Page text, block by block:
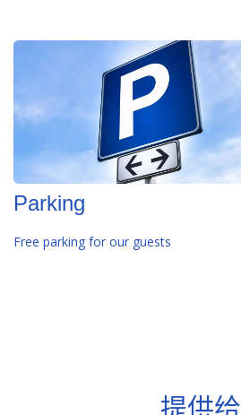
Parking
Free parking for our guests
提供给